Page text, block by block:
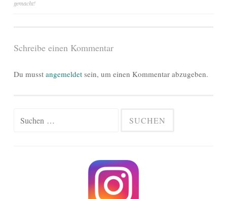
gemacht!
Schreibe einen Kommentar
Du musst angemeldet sein, um einen Kommentar abzugeben.
Suchen